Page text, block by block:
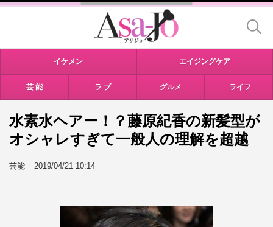
イケメン エイジングケア
芸 能 ラ ブ グルメ ライフ
水素水ヘアー！？藤原紀香の新髪型が
オシャレすぎて一般人の理解を超越
芸能 2019/04/21 10:14